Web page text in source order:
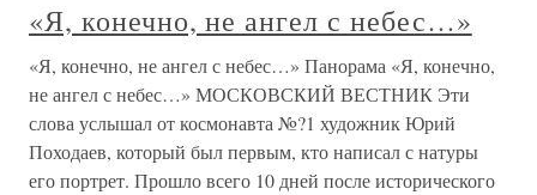
«Я, конечно, не ангел с небес…»
«Я, конечно, не ангел с небес…» Панорама «Я, конечно,
не ангел с небес…» МОСКОВСКИЙ ВЕСТНИК Эти
слова услышал от космонавта №?1 художник Юрий
Походаев, который был первым, кто написал с натуры
его портрет. Прошло всего 10 дней после исторического